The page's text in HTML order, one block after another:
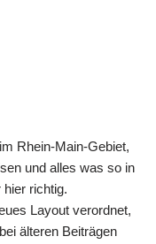
Rhein-Main-Gebiet,
und alles was so in
richtig.
Layout verordnet,
älteren Beiträgen